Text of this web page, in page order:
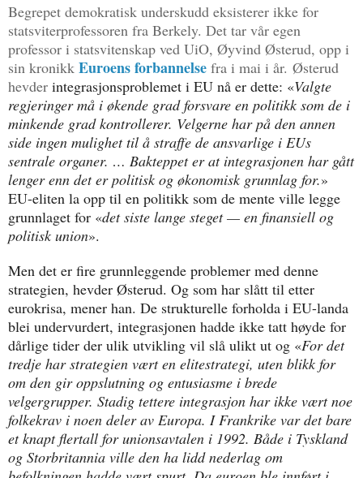
Begrepet demokratisk underskudd eksisterer ikke for
statsviterprofessoren fra Berkely. Det tar vår egen
professor i statsvitenskap ved UiO, Øyvind Østerud, opp i
sin kronikk Euroens forbannelse fra i mai i år. Østerud
hevder integrasjonsproblemet i EU nå er dette: «Valgte
regjeringer må i økende grad forsvare en politikk som de i
minkende grad kontrollerer. Velgerne har på den annen
side ingen mulighet til å straffe de ansvarlige i EUs
sentrale organer. … Bakteppet er at integrasjonen har gått
lenger enn det er politisk og økonomisk grunnlag for.»
EU-eliten la opp til en politikk som de mente ville legge
grunnlaget for «det siste lange steget — en finansiell og
politisk union».
Men det er fire grunnleggende problemer med denne
strategien, hevder Østerud. Og som har slått til etter
eurokrisa, mener han. De strukturelle forholda i EU-landa
blei undervurdert, integrasjonen hadde ikke tatt høyde for
dårlige tider der ulik utvikling vil slå ulikt ut og «For det
tredje har strategien vært en elitestrategi, uten blikk for
om den gir oppslutning og entusiasme i brede
velgergrupper. Stadig tettere integrasjon har ikke vært noe
folkekrav i noen deler av Europa. I Frankrike var det bare
et knapt flertall for unionsavtalen i 1992. Både i Tyskland
og Storbritannia ville den ha lidd nederlag om